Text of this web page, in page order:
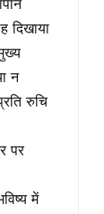
दिखाया
न
रुचि
पर
में